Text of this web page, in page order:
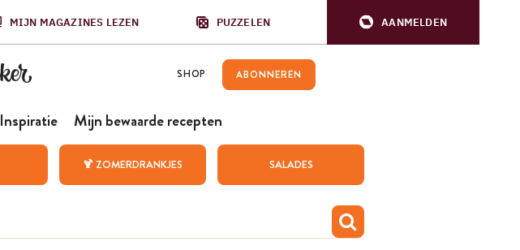
MIJN MAGAZINES LEZEN PUZZELEN AANMELDEN
SHOP ABONNEREN
Inspiratie Mijn bewaarde recepten
🍹 ZOMERDRANKJES SALADES